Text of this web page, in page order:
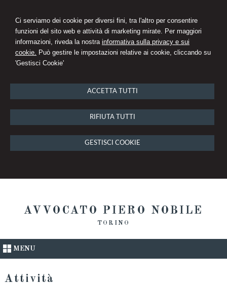
Ci serviamo dei cookie per diversi fini, tra l'altro per consentire
funzioni del sito web e attività di marketing mirate. Per maggiori
informazioni, riveda la nostra informativa sulla privacy e sui
cookie. Può gestire le impostazioni relative ai cookie, cliccando su
'Gestisci Cookie'
ACCETTA TUTTI
RIFIUTA TUTTI
GESTISCI COOKIE
AVVOCATO PIERO NOBILE
TORINO
MENU
Attività